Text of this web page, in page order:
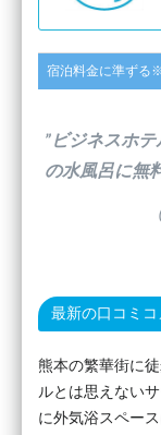
宿泊料金に準ずる
”ビジネスホ
の水風呂に無
(
最新の口コミコ
熊本の繁華街に
ルとは思えない
に外気浴スペー